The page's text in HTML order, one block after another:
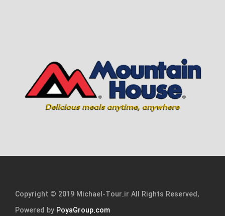
Copyright © 2019 Michael-Tour.ir All Rights Reserved,
Powered by PoyaGroup.com